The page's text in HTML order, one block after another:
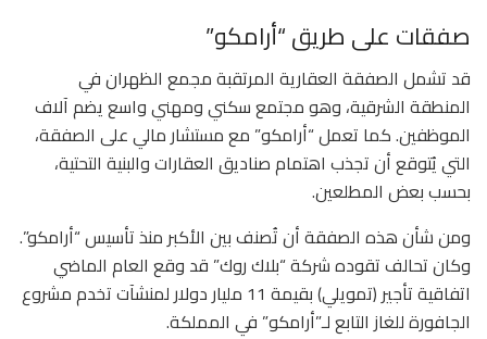
صفقات على طريق “أرامكو”
قد تشمل الصفقة العقارية المرتقبة مجمع الظهران في
المنطقة الشرقية، وهو مجتمع سكني ومهني واسع يضم آلاف
الموظفين. كما تعمل “أرامكو” مع مستشار مالي على الصفقة،
التي يُتوقع أن تجذب اهتمام صناديق العقارات والبنية التحتية،
بحسب بعض المطلعين.
ومن شأن هذه الصفقة أن تُصنف بين الأكبر منذ تأسيس “أرامكو”.
وكان تحالف تقوده شركة “بلاك روك” قد وقع العام الماضي
اتفاقية تأجير (تمويلي) بقيمة 11 مليار دولار لمنشآت تخدم مشروع
الجافورة للغاز التابع لـ”أرامكو” في المملكة.